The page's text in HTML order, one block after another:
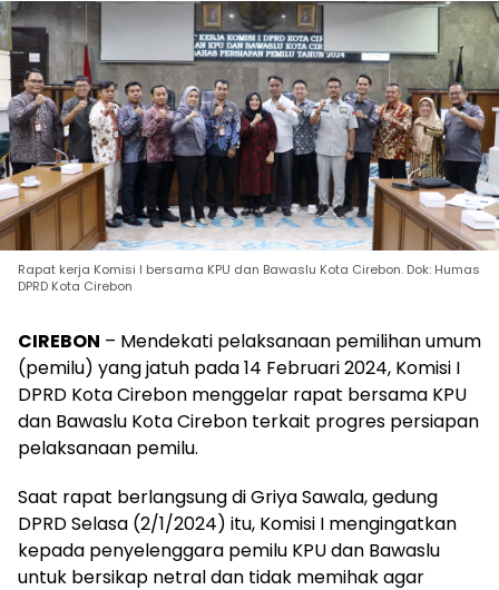
Rapat kerja Komisi I bersama KPU dan Bawaslu Kota Cirebon. Dok: Humas
DPRD Kota Cirebon
CIREBON – Mendekati pelaksanaan pemilihan umum
(pemilu) yang jatuh pada 14 Februari 2024, Komisi I
DPRD Kota Cirebon menggelar rapat bersama KPU
dan Bawaslu Kota Cirebon terkait progres persiapan
pelaksanaan pemilu.
Saat rapat berlangsung di Griya Sawala, gedung
DPRD Selasa (2/1/2024) itu, Komisi I mengingatkan
kepada penyelenggara pemilu KPU dan Bawaslu
untuk bersikap netral dan tidak memihak agar